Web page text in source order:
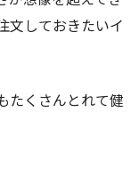
文しておきたいイ
たくさんとれて健